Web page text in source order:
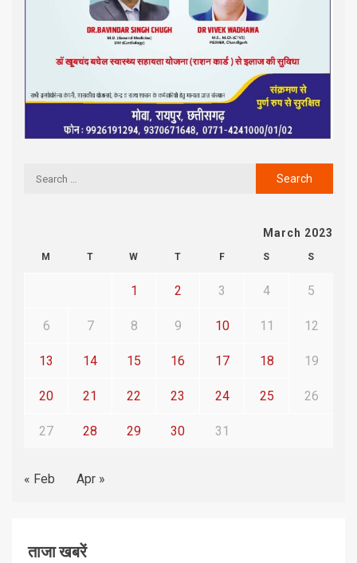
March 2023
M T W T F S S
1 2 3 4 5
6 7 8 9 10 11 12
13 14 15 16 17 18 19
20 21 22 23 24 25 26
27 28 29 30 31
« Feb Apr »
ताजा खबरें